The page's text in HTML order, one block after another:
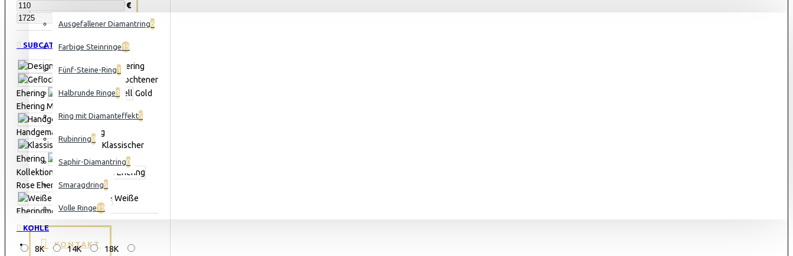
Ausgefallener Diamantring6
Farbige Steinringe19
Fünf-Steine-Ring1
Halbrunde Ringe3
Ring mit Diamanteffekt5
Rubinring8
Saphir-Diamantring0
Smaragdring5
Volle Ringe19
KONTAKT
€
SUBCATEGORIES
Design-Ehering
Geflochtener
Ehering
Gold
Ehering Modell
Handgemachter Ehering
Klassischer
Ehering
Kollektion Ehering
Rose Ehering
Weiße
Eheringmodelle
KOHLE
8K 14K
18K